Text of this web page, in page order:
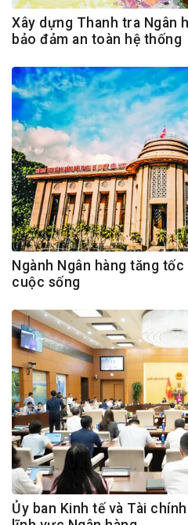
Xây dựng Thanh tra Ngân
bảo đảm an toàn hệ thống
Ngành Ngân hàng tăng
cuộc sống
Ủy ban Kinh tế và Tài